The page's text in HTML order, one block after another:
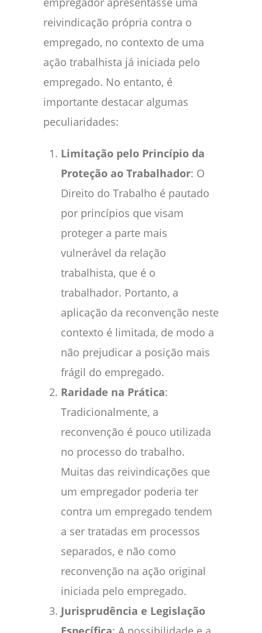
reivindicação própria contra o
empregado, no contexto de uma
ação trabalhista já iniciada pelo
empregado. No entanto, é
importante destacar algumas
peculiaridades:
Limitação pelo Princípio da
Proteção ao Trabalhador: O
Direito do Trabalho é pautado
por princípios que visam
proteger a parte mais
vulnerável da relação
trabalhista, que é o
trabalhador. Portanto, a
aplicação da reconvenção neste
contexto é limitada, de modo a
não prejudicar a posição mais
frágil do empregado.
Raridade na Prática:
Tradicionalmente, a
reconvenção é pouco utilizada
no processo do trabalho.
Muitas das reivindicações que
um empregador poderia ter
contra um empregado tendem
a ser tratadas em processos
separados, e não como
reconvenção na ação original
iniciada pelo empregado.
Jurisprudência e Legislação